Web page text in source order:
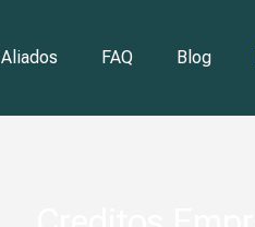
Aliados FAQ Blog